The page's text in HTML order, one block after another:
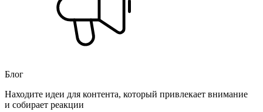
Блог
Находите идеи для контента, который привлекает внимание
и собирает реакции